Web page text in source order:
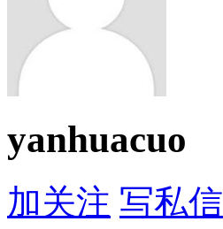
yanhuacuo
加关注 写私信